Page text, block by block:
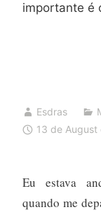
importante é
Esdras
13 de
Eu estava
quando me